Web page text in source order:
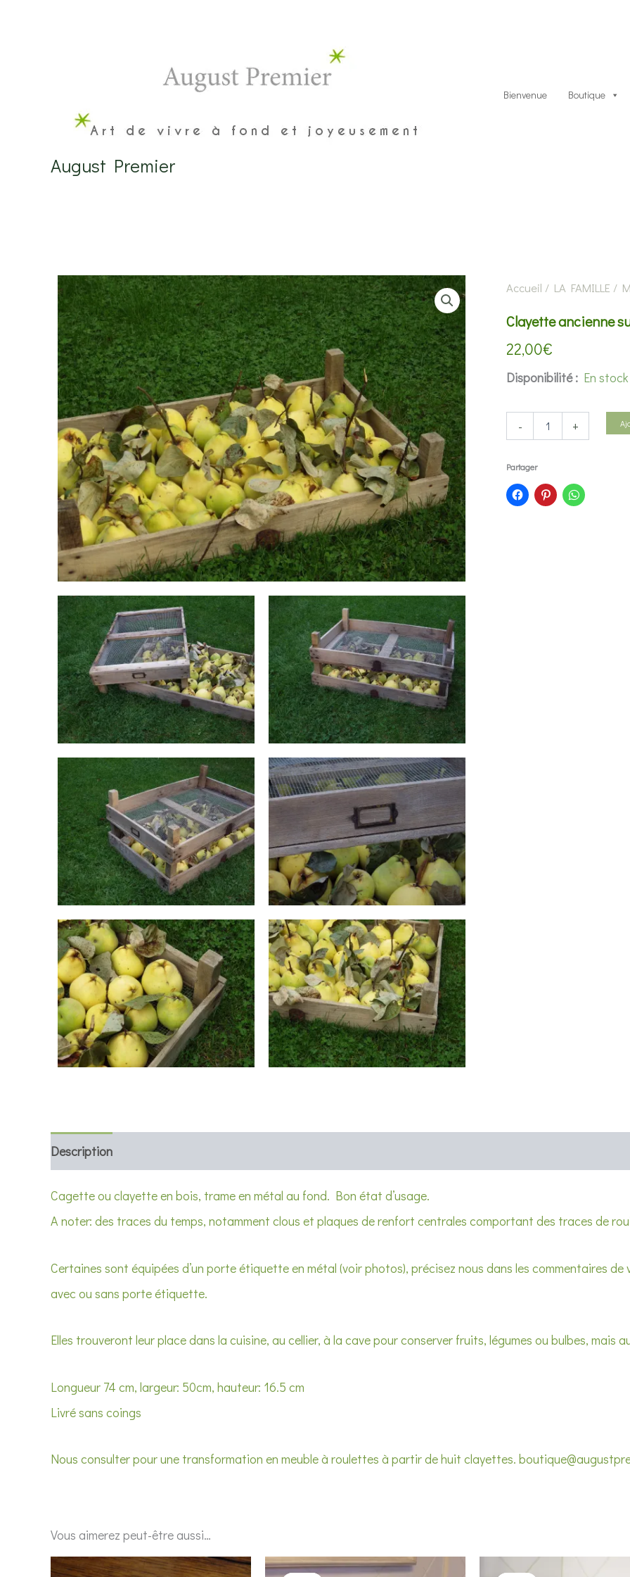
August Premier
Bienvenue Boutique
Accueil / LA FAMILLE /
Clayette ancienne
22,00€
Disponibilité : En stock
-
superposable
+
Partager
Description
Cagette ou clayette en bois, trame en métal au fond. Bon état d’usage.
A noter: des traces du temps, notamment clous et plaques de renfort centrales comportant des traces de
Certaines sont équipées d’un porte étiquette en métal (voir photos), précisez nous dans les commentaires
avec ou sans porte étiquette.
Elles trouveront leur place dans la cuisine, au cellier, à la cave pour conserver fruits, légumes ou bulbes, mais
Longueur 74 cm, largeur: 50cm, hauteur: 16.5 cm
Livré sans coings
Nous consulter pour une transformation en meuble à roulettes à partir de huit clayettes.
Vous aimerez peut-être aussi…